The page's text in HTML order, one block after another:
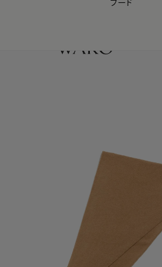
【会員様限定】夏のプレゼントキ
フード